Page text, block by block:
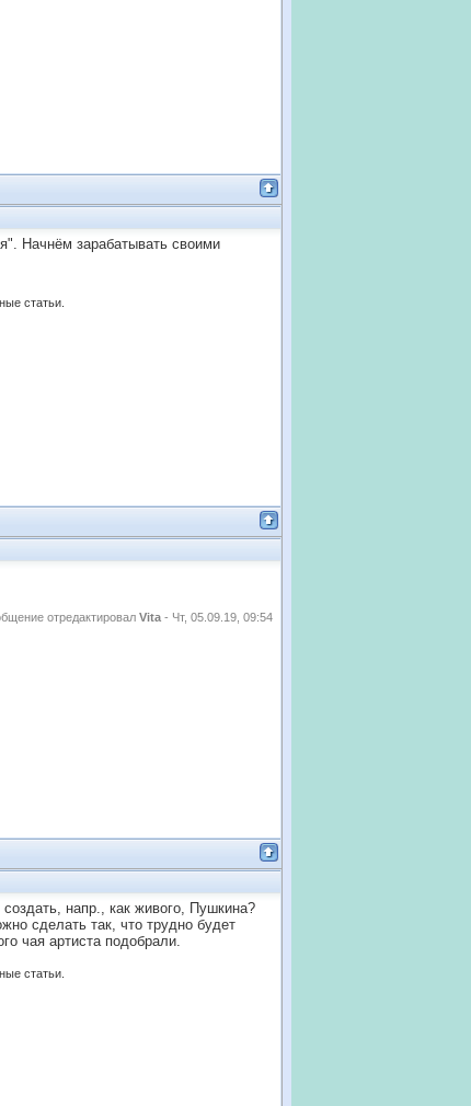
Начнём зарабатывать своими
статьи.
отредактировал Vita - Чт, 05.09.19, 09:54
напр., как живого, Пушкина?
сделать так, что трудно будет
чая артиста подобрали.
статьи.